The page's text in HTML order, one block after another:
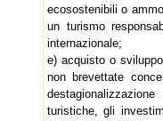
ecosostenibili o
un turismo
internazionale;
e) acquisto o
non brevettate
turistiche, gli